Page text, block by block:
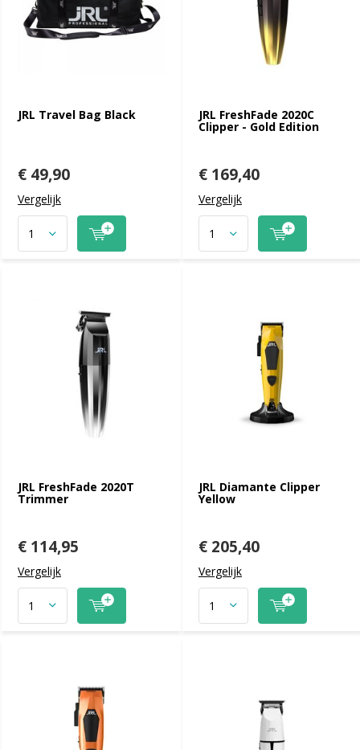
JRL Travel Bag Black
€ 49,90
Vergelijk
JRL FreshFade 2020C
Clipper - Gold Edition
€ 169,40
Vergelijk
JRL FreshFade 2020T
Trimmer
€ 114,95
Vergelijk
JRL Diamante Clipper
Yellow
€ 205,40
Vergelijk